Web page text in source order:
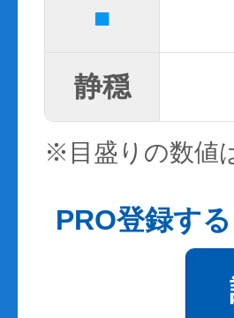
■
静穏
※目盛りの数値
PRO登録す